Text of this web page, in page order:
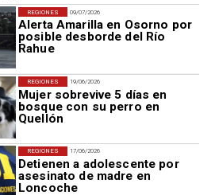
09/07/2026
Alerta Amarilla en Osorno por
posible desborde del Río
Rahue
REGIONES
19/06/2026
Mujer sobrevive 5 días en
bosque con su perro en
Quellón
REGIONES
17/06/2026
Detienen a adolescente por
asesinato de madre en
Loncoche
REGIONES